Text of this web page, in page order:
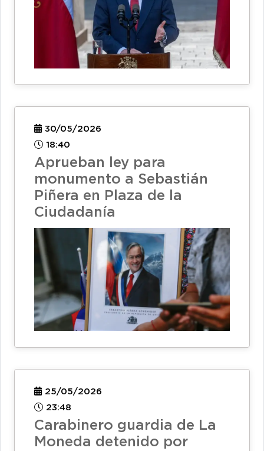
30/05/2026
18:40
Aprueban ley para
monumento a Sebastián
Piñera en Plaza de la
Ciudadanía
25/05/2026
23:48
Carabinero guardia de La
Moneda detenido por